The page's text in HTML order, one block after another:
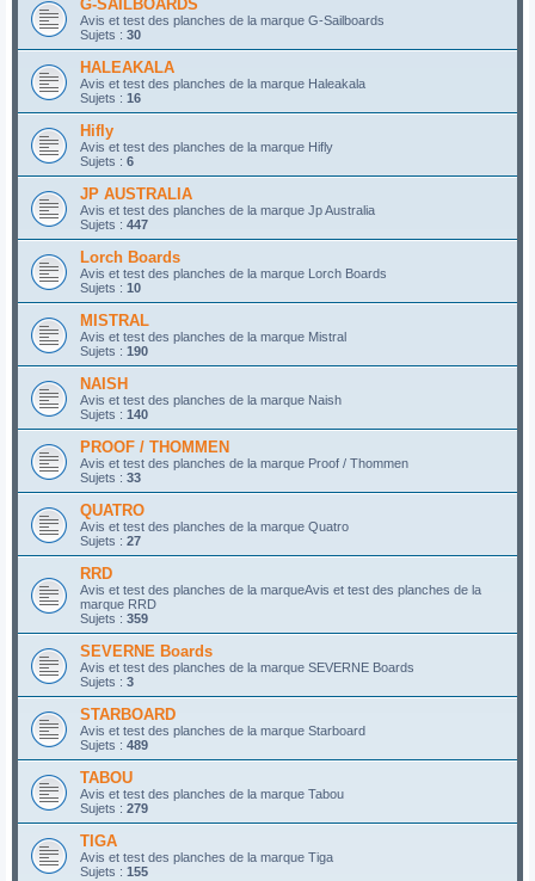
G-SAILBOARDS
Avis et test des planches de la marque G-Sailboards
Sujets : 30
HALEAKALA
Avis et test des planches de la marque Haleakala
Sujets : 16
Hifly
Avis et test des planches de la marque Hifly
Sujets : 6
JP AUSTRALIA
Avis et test des planches de la marque Jp Australia
Sujets : 447
Lorch Boards
Avis et test des planches de la marque Lorch Boards
Sujets : 10
MISTRAL
Avis et test des planches de la marque Mistral
Sujets : 190
NAISH
Avis et test des planches de la marque Naish
Sujets : 140
PROOF / THOMMEN
Avis et test des planches de la marque Proof / Thommen
Sujets : 33
QUATRO
Avis et test des planches de la marque Quatro
Sujets : 27
RRD
Avis et test des planches de la marqueAvis et test des planches de la
marque RRD
Sujets : 359
SEVERNE Boards
Avis et test des planches de la marque SEVERNE Boards
Sujets : 3
STARBOARD
Avis et test des planches de la marque Starboard
Sujets : 489
TABOU
Avis et test des planches de la marque Tabou
Sujets : 279
TIGA
Avis et test des planches de la marque Tiga
Sujets : 155